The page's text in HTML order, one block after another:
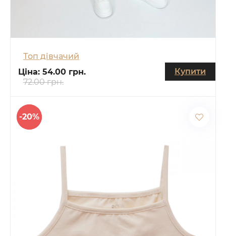
Топ дівчачий
Ціна: 54.00 грн.
72.00 грн.
Купити
-20%